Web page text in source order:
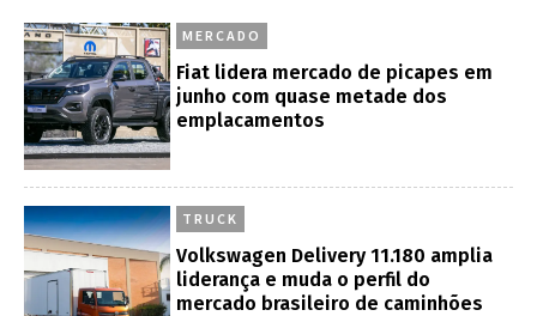
MERCADO
Fiat lidera mercado de picapes em
junho com quase metade dos
emplacamentos
TRUCK
Volkswagen Delivery 11.180 amplia
liderança e muda o perfil do
mercado brasileiro de caminhões